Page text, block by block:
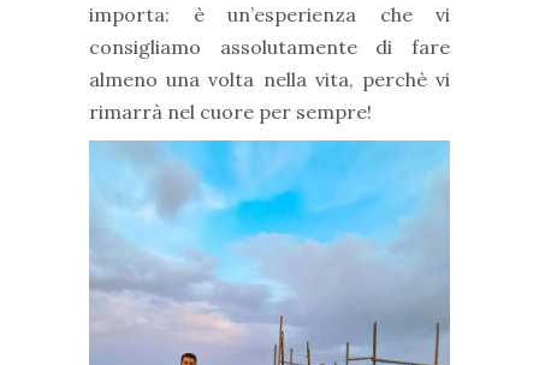
importa: è un’esperienza che vi
consigliamo assolutamente di fare
almeno una volta nella vita, perchè vi
rimarrà nel cuore per sempre!